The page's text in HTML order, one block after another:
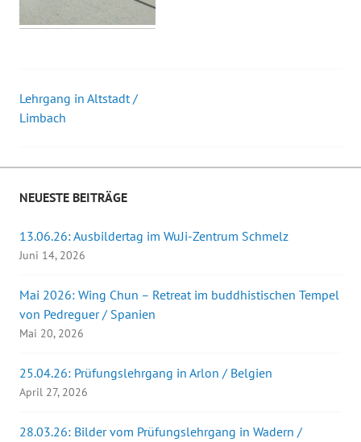
Beitrags-
Lehrgang in Altstadt /
Limbach
NEUESTE BEITRÄGE
13.06.26: Ausbildertag im WuJi-Zentrum Schmelz
Juni 14, 2026
Mai 2026: Wing Chun – Retreat im buddhistischen Tempel
von Pedreguer / Spanien
Mai 20, 2026
25.04.26: Prüfungslehrgang in Arlon / Belgien
April 27, 2026
28.03.26: Bilder vom Prüfungslehrgang in Wadern /